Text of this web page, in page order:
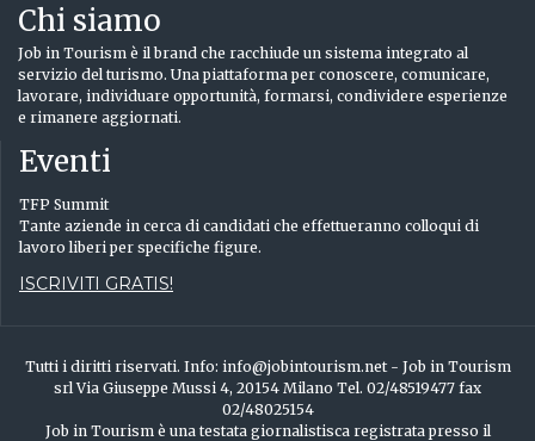
Chi siamo
Job in Tourism è il brand che racchiude un sistema integrato al
servizio del turismo. Una piattaforma per conoscere, comunicare,
lavorare, individuare opportunità, formarsi, condividere esperienze
e rimanere aggiornati.
Eventi
TFP Summit
Tante aziende in cerca di candidati che effettueranno colloqui di
lavoro liberi per specifiche figure.
ISCRIVITI GRATIS!
Tutti i diritti riservati. Info: info@jobintourism.net - Job in Tourism
srl Via Giuseppe Mussi 4, 20154 Milano Tel. 02/48519477 fax
02/48025154
Job in Tourism è una testata giornalistisca registrata presso il